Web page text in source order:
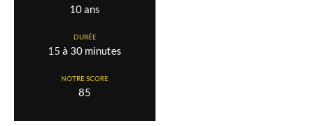
10 ans
DURÉE
15 à 30 minutes
NOTRE SCORE
85